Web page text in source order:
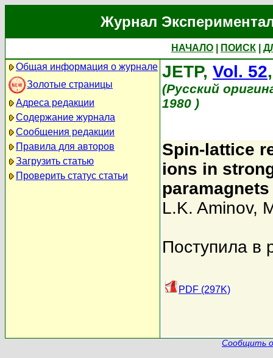
Журнал
НАЧАЛО ПОИСК
Общая информация о журнале
Золотые страницы
Адреса редакции
Содержание журнала
Сообщения редакции
Правила для авторов
Загрузить статью
Проверить статус статьи
JETP, Vol. 52
(Русский
1980 )
Spin-lattice
ions in
paramagnets
L.K. Aminov,
Поступила в
PDF (297K)
Сообщить о